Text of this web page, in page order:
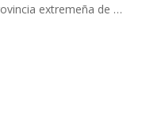
extremeña de …